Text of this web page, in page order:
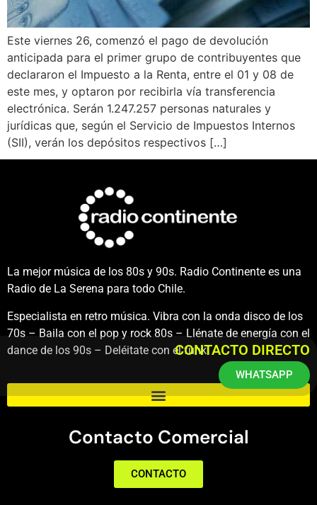
Este viernes 26, comenzó el pago de devolución
anticipada para el primer grupo de contribuyentes que
declararon el Impuesto a la Renta, entre el 01 y 08 de
este mes, y optaron por recibirla vía transferencia
electrónica. Serán 1.247.257 personas naturales y
jurídicas que, según el Servicio de Impuestos Internos
(SII), verán los depósitos respectivos […]
La mejor música de los 80s y 90s. Radio Continente es una
Radio de La Serena para todo Chile.
Especialista en retro música. Vibra con la onda disco de los
70s – Baila con el pop y rock 80s – Llénate de energía con el
dance de los 90s – Deléitate con el funk.
Contacto Comercial
CONTACTO
CONTACTO DIRECTO
WHATSAPP